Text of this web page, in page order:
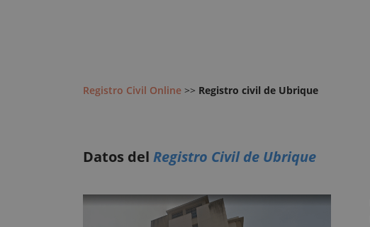
Registro Civil Online >> Registro civil de Ubrique
Datos del Registro Civil de Ubrique